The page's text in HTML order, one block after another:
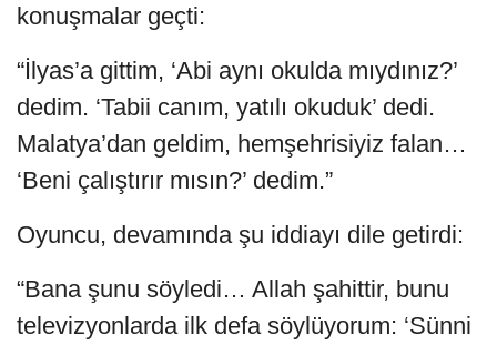
konuşmalar geçti:
“İlyas’a gittim, ‘Abi aynı okulda mıydınız?’
dedim. ‘Tabii canım, yatılı okuduk’ dedi.
Malatya’dan geldim, hemşehrisiyiz falan…
‘Beni çalıştırır mısın?’ dedim.”
Oyuncu, devamında şu iddiayı dile getirdi:
“Bana şunu söyledi… Allah şahittir, bunu
televizyonlarda ilk defa söylüyorum: ‘Sünni